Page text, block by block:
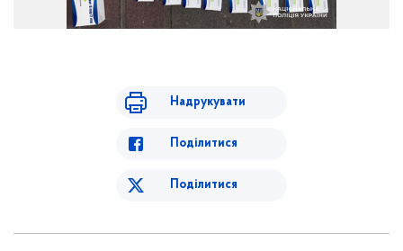
Надрукувати
Поділитися
Поділитися